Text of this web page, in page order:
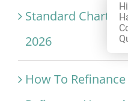
Standard
2026
How To